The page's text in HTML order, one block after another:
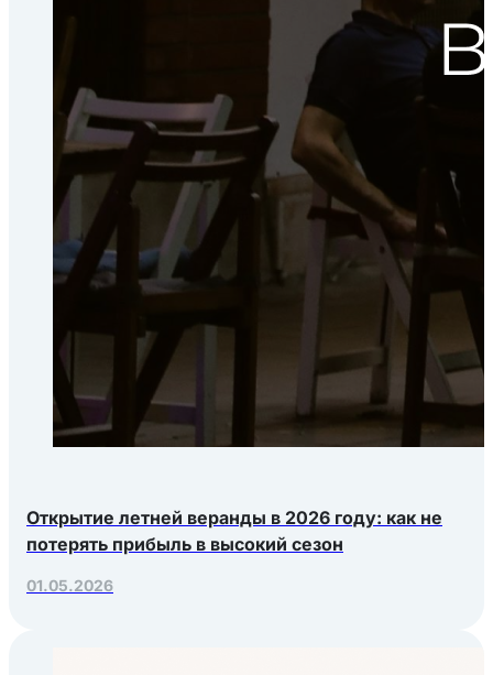
Открытие летней веранды в 2026 году: как не
потерять прибыль в высокий сезон
01.05.2026